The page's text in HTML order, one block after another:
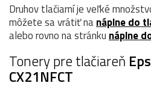
Druhov tlačiarní je veľké
môžete sa vrátiť nanáplne do
alebo rovno na stránku náplne
Tonery pre tlačiareň
CX21NFCT